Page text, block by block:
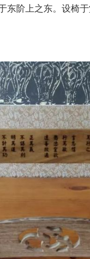
东阶上之东。设椅